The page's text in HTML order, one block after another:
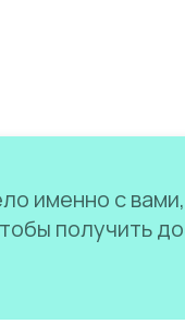
именно с
получить